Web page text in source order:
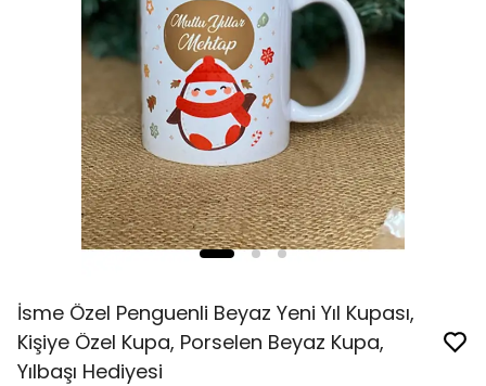
İsme Özel Penguenli Beyaz Yeni Yıl Kupası,
Kişiye Özel Kupa, Porselen Beyaz Kupa,
Yılbaşı Hediyesi